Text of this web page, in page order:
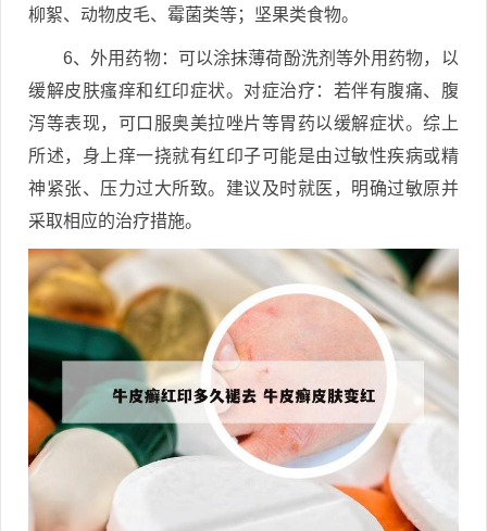
柳絮、动物皮毛、霉菌类等；坚果类食物。
6、外用药物：可以涂抹薄荷酚洗剂等外用药物，以
缓解皮肤瘙痒和红印症状。对症治疗：若伴有腹痛、腹
泻等表现，可口服奥美拉唑片等胃药以缓解症状。综上
所述，身上痒一挠就有红印子可能是由过敏性疾病或精
神紧张、压力过大所致。建议及时就医，明确过敏原并
采取相应的治疗措施。